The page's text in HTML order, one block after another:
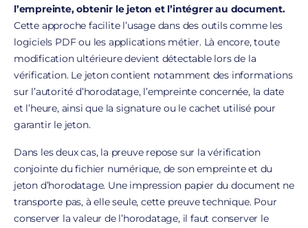
l’empreinte, obtenir le jeton et l’intégrer au document.
Cette approche facilite l’usage dans des outils comme les
logiciels PDF ou les applications métier. Là encore, toute
modification ultérieure devient détectable lors de la
vérification. Le jeton contient notamment des informations
sur l’autorité d’horodatage, l’empreinte concernée, la date
et l’heure, ainsi que la signature ou le cachet utilisé pour
garantir le jeton.
Dans les deux cas, la preuve repose sur la vérification
conjointe du fichier numérique, de son empreinte et du
jeton d’horodatage. Une impression papier du document ne
transporte pas, à elle seule, cette preuve technique. Pour
conserver la valeur de l’horodatage, il faut conserver le